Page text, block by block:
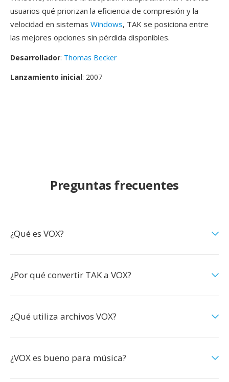
usuarios qué priorizan la eficiencia de compresión y la
velocidad en sistemas Windows, TAK se posiciona entre
las mejores opciones sin pérdida disponibles.
Desarrollador: Thomas Becker
Lanzamiento inicial: 2007
Preguntas frecuentes
¿Qué es VOX?
¿Por qué convertir TAK a VOX?
¿Qué utiliza archivos VOX?
¿VOX es bueno para música?